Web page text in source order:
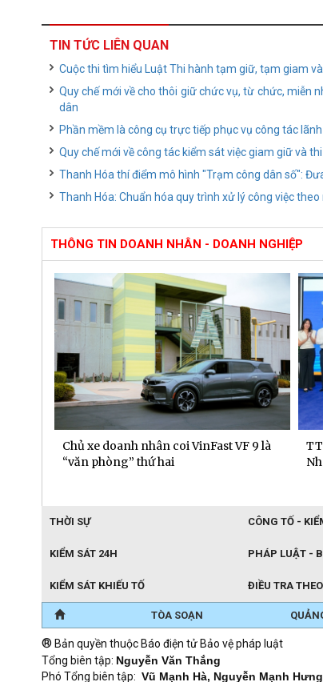
TIN TỨC LIÊN QUAN
Cuộc thi tìm hiểu Luật Thi hành tạm giữ, tạm giam
Quy chế mới về cho thôi giữ chức vụ, từ chức, miễn
dân
Phần mềm là công cụ trực tiếp phục vụ công tác
Quy chế mới về công tác kiểm sát việc giam giữ và
Thanh Hóa thí điểm mô hình "Trạm công dân số":
Thanh Hóa: Chuẩn hóa quy trình xử lý công việc
THÔNG TIN DOANH NHÂN - DOANH NGHIỆP
Chủ xe doanh nhân coi VinFast VF 9 là
“văn phòng” thứ hai
THỜI SỰ CÔNG TỐ -
KIỂM SÁT 24H PHÁP LUẬT -
KIỂM SÁT KHIẾU TỐ ĐIỀU TRA
TÒA SOẠN
® Bản quyền thuộc Báo điện tử Bảo vệ pháp luật
Tổng biên tập: Nguyễn Văn Thắng
Phó Tổng biên tập: Vũ Mạnh Hà, Nguyễn Mạnh